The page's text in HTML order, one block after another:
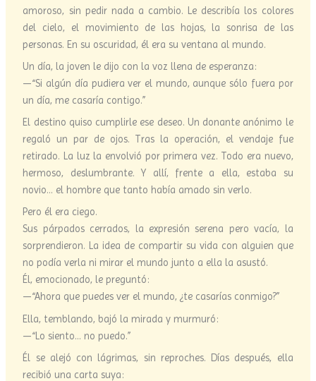
amoroso, sin pedir nada a cambio. Le describía los colores
del cielo, el movimiento de las hojas, la sonrisa de las
personas. En su oscuridad, él era su ventana al mundo.
Un día, la joven le dijo con la voz llena de esperanza:
—“Si algún día pudiera ver el mundo, aunque sólo fuera por
un día, me casaría contigo.”
El destino quiso cumplirle ese deseo. Un donante anónimo le
regaló un par de ojos. Tras la operación, el vendaje fue
retirado. La luz la envolvió por primera vez. Todo era nuevo,
hermoso, deslumbrante. Y allí, frente a ella, estaba su
novio… el hombre que tanto había amado sin verlo.
Pero él era ciego.
Sus párpados cerrados, la expresión serena pero vacía, la
sorprendieron. La idea de compartir su vida con alguien que
no podía verla ni mirar el mundo junto a ella la asustó.
Él, emocionado, le preguntó:
—“Ahora que puedes ver el mundo, ¿te casarías conmigo?”
Ella, temblando, bajó la mirada y murmuró:
—“Lo siento… no puedo.”
Él se alejó con lágrimas, sin reproches. Días después, ella
recibió una carta suya: